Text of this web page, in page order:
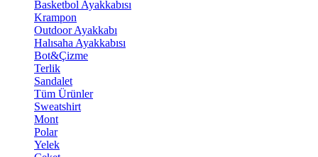
Basketbol Ayakkabısı
Krampon
Outdoor Ayakkabı
Halısaha Ayakkabısı
Bot&Çizme
Terlik
Sandalet
Tüm Ürünler
Sweatshirt
Mont
Polar
Yelek